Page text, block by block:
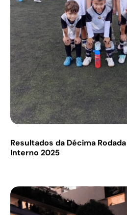
Resultados da Décima
Interno 2025